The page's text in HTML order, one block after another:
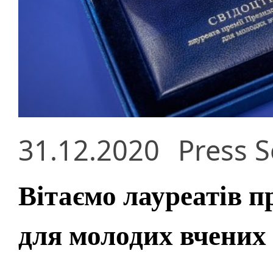
31.12.2020 Press
Вітаємо лауреатів
для молодих